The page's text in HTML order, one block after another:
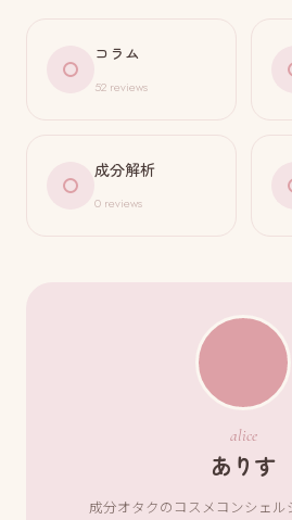
コラム
52 reviews
成分解析
0 reviews
alice
ありす
成分オタクのコスメコンシェル